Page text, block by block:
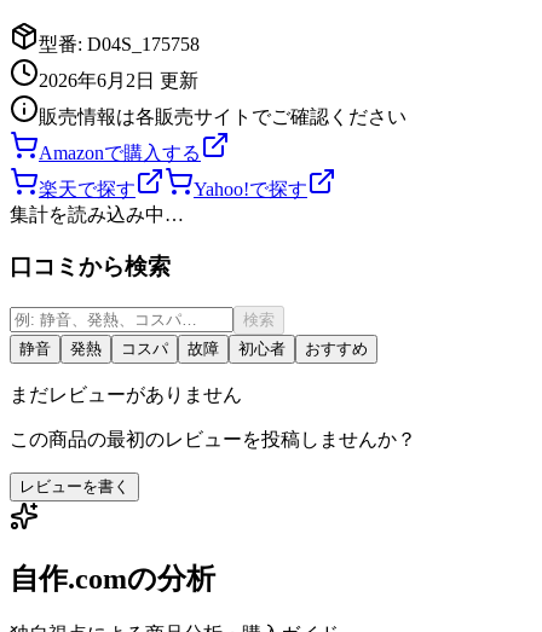
型番: D04S_175758
2026年6月2日 更新
販売情報は各販売サイトでご確認ください
Amazonで購入する
楽天で探す
Yahoo!で探す
集計を読み込み中…
口コミから検索
検索
静音
発熱 コスパ 故障 初心者 おすすめ
まだレビューがありません
この商品の最初のレビューを投稿しませんか？
レビューを書く
自作.comの分析